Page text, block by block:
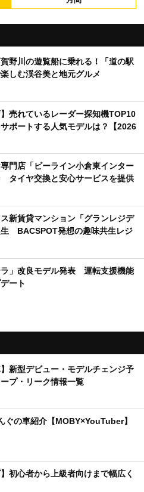
賀野川の遊覧船に乗れる！「道の駅
しむ渓谷美と地元グルメ
】売れているレーダー探知機TOP10
サポートする人気モデルは？【2026
門店「ビーライン小倉東インター
タイヤ交換と安心サービスを提供
新賃貸マンション「グランレジデ
生 BACSPOT発想の趣味共生レジ
ラ」改良モデル発表 運転支援機能
ート
】新型デビュー・モデルチェンジ予
プ・リーク情報一覧
ぐの車紹介【MOBY×YouTuber】
】初心者から上級者向けまで幅広く